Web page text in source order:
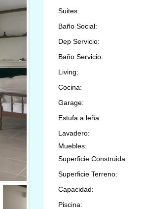
Suites:
Baño Social:
Dep Servicio:
Baño Servicio:
Living:
Cocina:
Garage:
Estufa a leña:
Lavadero:
Muebles:
Superficie Construida:
Superficie Terreno:
Capacidad:
Piscina: